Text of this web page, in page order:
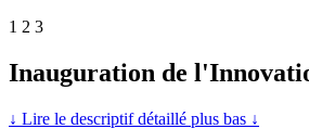
1 2 3
Inauguration de
↓ Lire le descriptif détaillé plus bas ↓